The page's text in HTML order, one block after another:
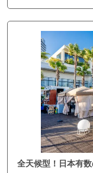
全天候型！日本有